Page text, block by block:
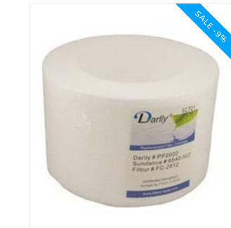
SALE -9%